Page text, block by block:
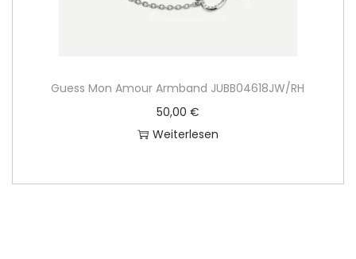
Guess Mon Amour Armband JUBB04618JW/RH
50,00 €
Weiterlesen